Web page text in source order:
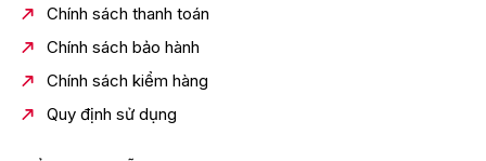
*Hình ảnh chỉ mang tính chất minh họa
Tiện ích
- Điều khiển tivi dễ dàng qua
Chính sách thanh toán
Chính sách bảo hành
Chính sách kiểm hàng
Quy định sử dụng